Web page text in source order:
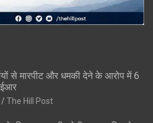
से मारपीट और धमकी देने के आरोप में 6
The Hill Post